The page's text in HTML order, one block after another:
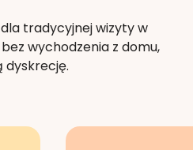
tradycyjnej wizyty w
wychodzenia z domu,
dyskrecję.